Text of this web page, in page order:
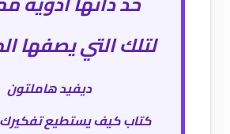
لتلك التي يصفها
ديفيد هاملتون
كتابكيف يستطيع